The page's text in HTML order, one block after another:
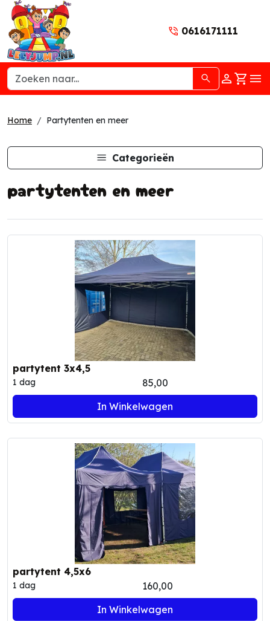
0616171111
naar
Home Partytenten en meer
Categorieën
partytenten en meer
partytent 3x4,5
1 dag
85,00
In Winkelwagen
partytent 4,5x6
1 dag
160,00
In Winkelwagen